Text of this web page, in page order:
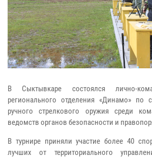
В Сыктывкаре состоялся лично-
регионального отделения «Динамо» по
ручного стрелкового оружия среди
ведомств органов безопасности и
В турнире приняли участие более 40
лучших от территориального